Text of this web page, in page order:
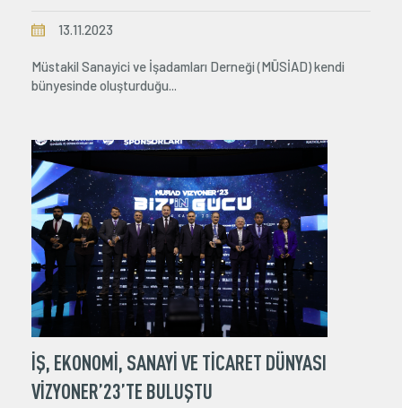
13.11.2023
Müstakil Sanayici ve İşadamları Derneği (MÜSİAD) kendi
bünyesinde oluşturduğu...
İŞ, EKONOMİ, SANAYİ VE TİCARET DÜNYASI
VİZYONER’23’TE BULUŞTU